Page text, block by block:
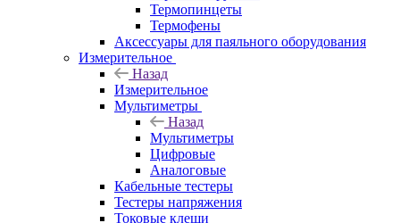
Термопинцеты
Термофены
Аксессуары для паяльного оборудования
Измерительное
Назад
Измерительное
Мультиметры
Назад
Мультиметры
Цифровые
Аналоговые
Кабельные тестеры
Тестеры напряжения
Токовые клещи